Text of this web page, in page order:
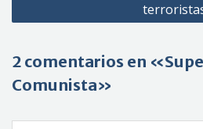
2 comentarios en
Comunista»